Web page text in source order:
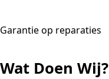
Garantie op reparaties
Wat Doen Wij?